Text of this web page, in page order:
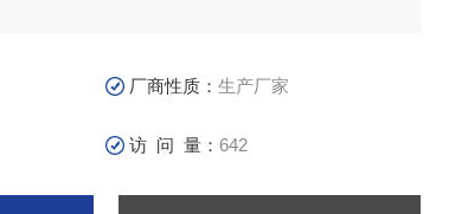
厂商性质：生产厂家
访 问 量：642